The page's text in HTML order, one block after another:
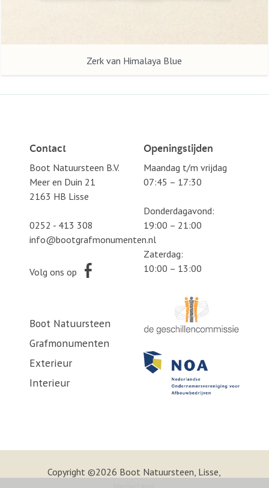
Zerk van Himalaya Blue
Contact
Boot Natuursteen B.V.
Meer en Duin 21
2163 HB Lisse
0252 - 413 308
info@bootgrafmonumenten.nl
Volg ons op
Openingstijden
Maandag t/m vrijdag
07:45 – 17:30
Donderdagavond:
19:00 – 21:00
Zaterdag:
10:00 – 13:00
Boot Natuursteen
Grafmonumenten
Exterieur
Interieur
Copyright ©2026 Boot Natuursteen, Lisse,